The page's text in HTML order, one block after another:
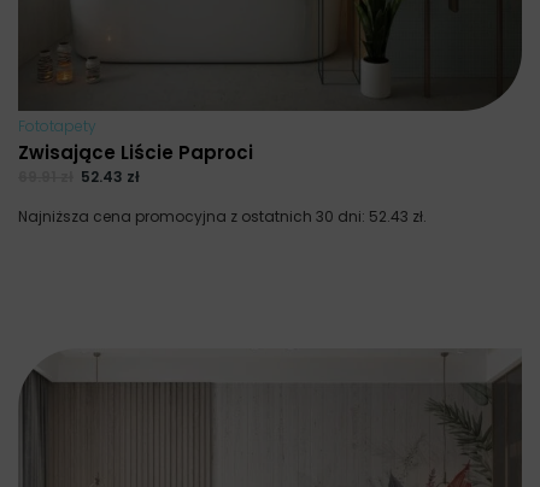
Fototapety
Zwisające Liście Paproci
52.43 zł
Najniższa cena promocyjna z ostatnich 30 dni: 52.43 zł.